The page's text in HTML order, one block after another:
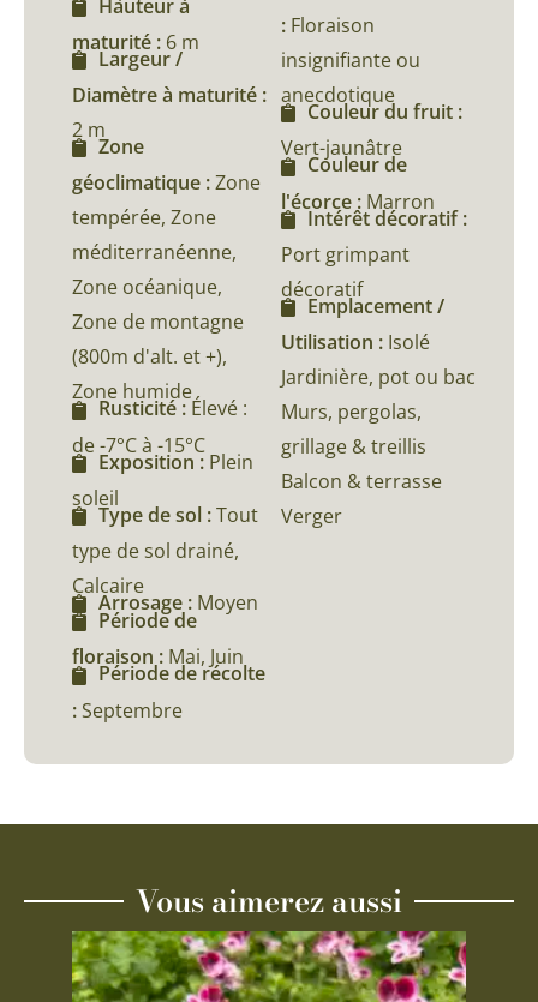
Hauteur à
maturité : 6 m
Largeur /
Diamètre à maturité :
2 m
Zone
géoclimatique :Zone
tempérée, Zone
méditerranéenne,
Zone océanique,
Zone de montagne
(800m d'alt. et +),
Zone humide
Rusticité : Élevé :
de -7°C à -15°C
Exposition : Plein
soleil
Type de sol :Tout
type de sol drainé,
Calcaire
Arrosage : Moyen
Période de
floraison : Mai, Juin
Période de récolte
:Septembre
: Floraison
insignifiante ou
anecdotique
Couleur du fruit :
Vert-jaunâtre
Couleur de
l'écorce : Marron
Intérêt décoratif :
Port grimpant
décoratif
Emplacement /
Utilisation : Isolé
Jardinière, pot ou bac
Murs, pergolas,
grillage & treillis
Balcon & terrasse
Verger
Vous aimerez aussi